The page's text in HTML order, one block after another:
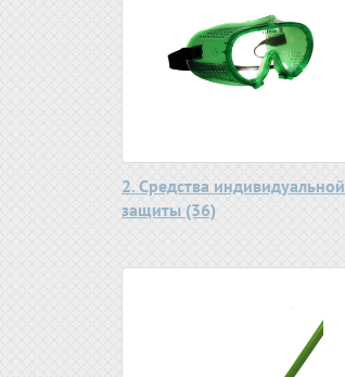
2. Средства индивидуальной
защиты (36)